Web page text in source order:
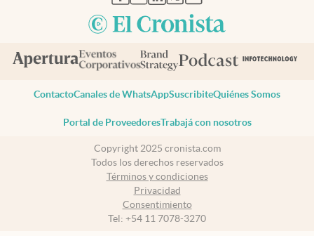
ContactoCanales de WhatsAppSuscribiteQuiénes Somos
Portal de ProveedoresTrabajá con nosotros
Copyright 2025 cronista.com
Todos los derechos reservados
Términos y condiciones
Privacidad
Consentimiento
Tel: +54 11 7078-3270